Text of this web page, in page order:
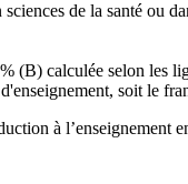
de la santé ou
(B) calculée selon les
soit le
à l’enseignement